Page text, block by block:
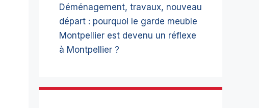
Déménagement, travaux, nouveau
départ : pourquoi le garde meuble
Montpellier est devenu un réflexe
à Montpellier ?